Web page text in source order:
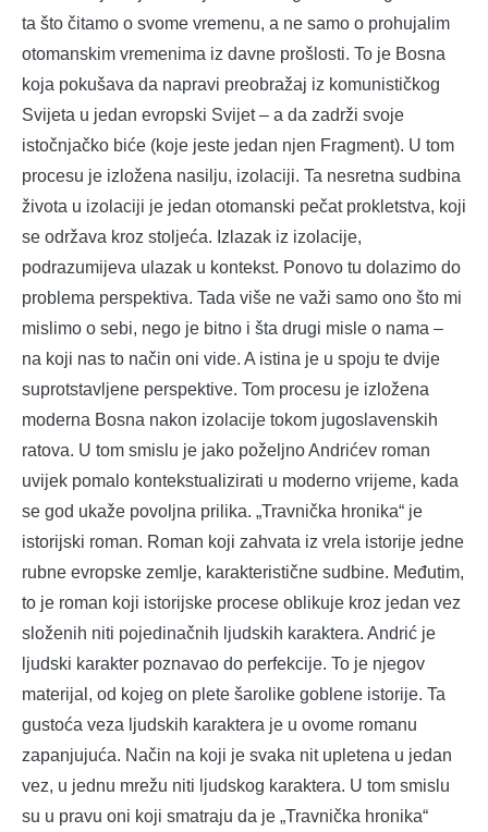
ta što čitamo o svome vremenu, a ne samo o prohujalim
otomanskim vremenima iz davne prošlosti. To je Bosna
koja pokušava da napravi preobražaj iz komunističkog
Svijeta u jedan evropski Svijet – a da zadrži svoje
istočnjačko biće (koje jeste jedan njen Fragment). U tom
procesu je izložena nasilju, izolaciji. Ta nesretna sudbina
života u izolaciji je jedan otomanski pečat prokletstva, koji
se održava kroz stoljeća. Izlazak iz izolacije,
podrazumijeva ulazak u kontekst. Ponovo tu dolazimo do
problema perspektiva. Tada više ne važi samo ono što mi
mislimo o sebi, nego je bitno i šta drugi misle o nama –
na koji nas to način oni vide. A istina je u spoju te dvije
suprotstavljene perspektive. Tom procesu je izložena
moderna Bosna nakon izolacije tokom jugoslavenskih
ratova. U tom smislu je jako poželjno Andrićev roman
uvijek pomalo kontekstualizirati u moderno vrijeme, kada
se god ukaže povoljna prilika. „Travnička hronika“ je
istorijski roman. Roman koji zahvata iz vrela istorije jedne
rubne evropske zemlje, karakteristične sudbine. Međutim,
to je roman koji istorijske procese oblikuje kroz jedan vez
složenih niti pojedinačnih ljudskih karaktera. Andrić je
ljudski karakter poznavao do perfekcije. To je njegov
materijal, od kojeg on plete šarolike goblene istorije. Ta
gustoća veza ljudskih karaktera je u ovome romanu
zapanjujuća. Način na koji je svaka nit upletena u jedan
vez, u jednu mrežu niti ljudskog karaktera. U tom smislu
su u pravu oni koji smatraju da je „Travnička hronika“